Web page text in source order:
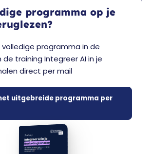
programma op je
programma in de
de training Integreer AI in je
direct per mail
uitgebreide programma per